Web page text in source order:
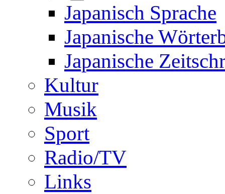
Japanisch Sprache
Japanische
Japanische
Kultur
Musik
Sport
Radio/TV
Links